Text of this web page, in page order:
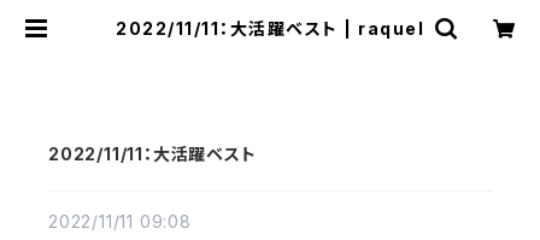
2022/11/11：大活躍ベスト | raquel
2022/11/11：大活躍ベスト
2022/11/11 09:08